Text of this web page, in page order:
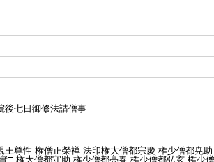
後七日御修法請僧事
王尊性 権僧正榮禅 法印権大僧都宗慶 権少僧都尭
□ 権大僧都守助 権少僧都亮春 権少僧都弘玄 権少